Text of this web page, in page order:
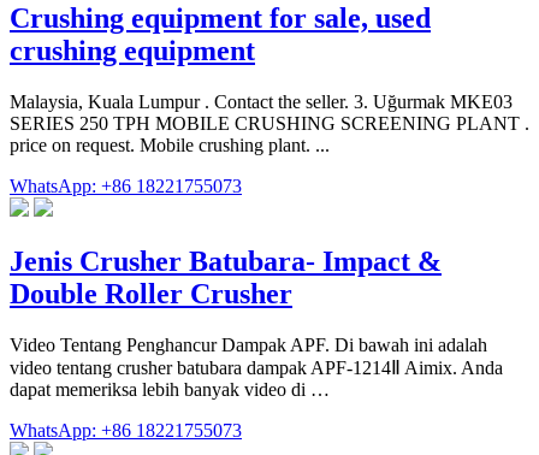
Crushing equipment for sale, used
crushing equipment
Malaysia, Kuala Lumpur . Contact the seller. 3. Uğurmak MKE03
SERIES 250 TPH MOBILE CRUSHING SCREENING PLANT .
price on request. Mobile crushing plant. ...
WhatsApp: +86 18221755073
Jenis Crusher Batubara- Impact &
Double Roller Crusher
Video Tentang Penghancur Dampak APF. Di bawah ini adalah
video tentang crusher batubara dampak APF-1214Ⅱ Aimix. Anda
dapat memeriksa lebih banyak video di …
WhatsApp: +86 18221755073